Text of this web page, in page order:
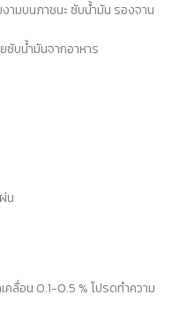
ามบนภาชนะ ซับน้ำมัน รองจาน
ซับน้ำมันจากอาหาร
น
ลื่อน 0.1-0.5 % โปรดทำความ